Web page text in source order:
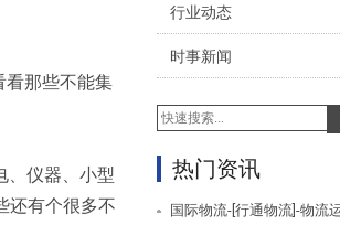
看那些不能集
、仪器、小型
还有个很多不
行业动态
时事新闻
热门资讯